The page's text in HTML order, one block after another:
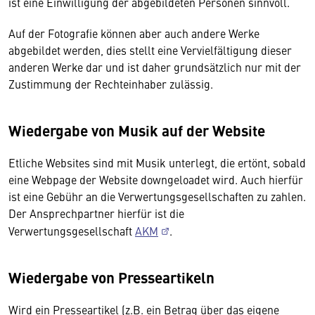
Auf der Fotografie können aber auch andere Werke
abgebildet werden, dies stellt eine Vervielfältigung dieser
anderen Werke dar und ist daher grundsätzlich nur mit der
Zustimmung der Rechteinhaber zulässig.
Wiedergabe von Musik auf der Website
Etliche Websites sind mit Musik unterlegt, die ertönt, sobald
eine Webpage der Website downgeloadet wird. Auch hierfür
ist eine Gebühr an die Verwertungsgesellschaften zu zahlen.
Der Ansprechpartner hierfür ist die
VerwertungsgesellschaftAKM .
Wiedergabe von Presseartikeln
Wird ein Presseartikel (z.B. ein Betrag über das eigene